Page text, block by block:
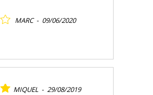
MARC - 09/06/2020
MIQUEL - 29/08/2019